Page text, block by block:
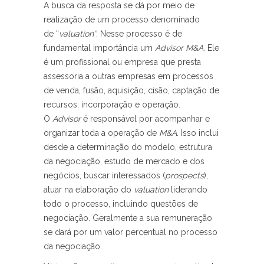
A busca da resposta se dá por meio de
realização de um processo denominado
de “valuation”. Nesse processo é de
fundamental importância um Advisor M&A. Ele
é um profissional ou empresa que presta
assessoria a outras empresas em processos
de venda, fusão, aquisição, cisão, captação de
recursos, incorporação e operação.
O Advisoré responsável por acompanhar e
organizar toda a operação de M&A. Isso inclui
desde a determinação do modelo, estrutura
da negociação, estudo de mercado e dos
negócios, buscar interessados (prospects),
atuar na elaboração do valuationliderando
todo o processo, incluindo questões de
negociação. Geralmente a sua remuneração
se dará por um valor percentual no processo
da negociação.